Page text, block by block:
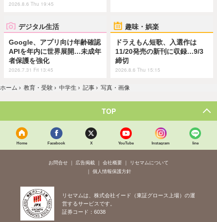
2026.8.6 Thu 19:45
デジタル生活
Google、アプリ向け年齢確認
APIを年内に世界展開…未成年
者保護を強化
2026.7.31 Fri 13:45
趣味・娯楽
ドラえもん短歌、入選作は
11/20発売の新刊に収録…9/3
締切
2026.8.6 Thu 15:15
ホーム › 教育・受験 › 中学生 › 記事 › 写真・画像
TOP
Home Facebook X YouTube Instagram line
お問合せ 広告掲載 会社概要
リセマムについて
個人情報保護方針
リセマムは、株式会社イード（東証グロース上場）の運
営するサービスです。
証券コード：6038